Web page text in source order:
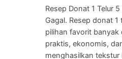
Resep Donat 1 Telur
Gagal. Resep donat 1
pilihan favorit banyak
praktis, ekonomis,
menghasilkan tekstur